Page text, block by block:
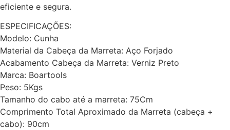
eficiente e segura.
ESPECIFICAÇÕES:
Modelo: Cunha
Material da Cabeça da Marreta: Aço Forjado
Acabamento Cabeça da Marreta: Verniz Preto
Marca: Boartools
Peso: 5Kgs
Tamanho do cabo até a marreta: 75Cm
Comprimento Total Aproximado da Marreta (cabeça +
cabo): 90cm